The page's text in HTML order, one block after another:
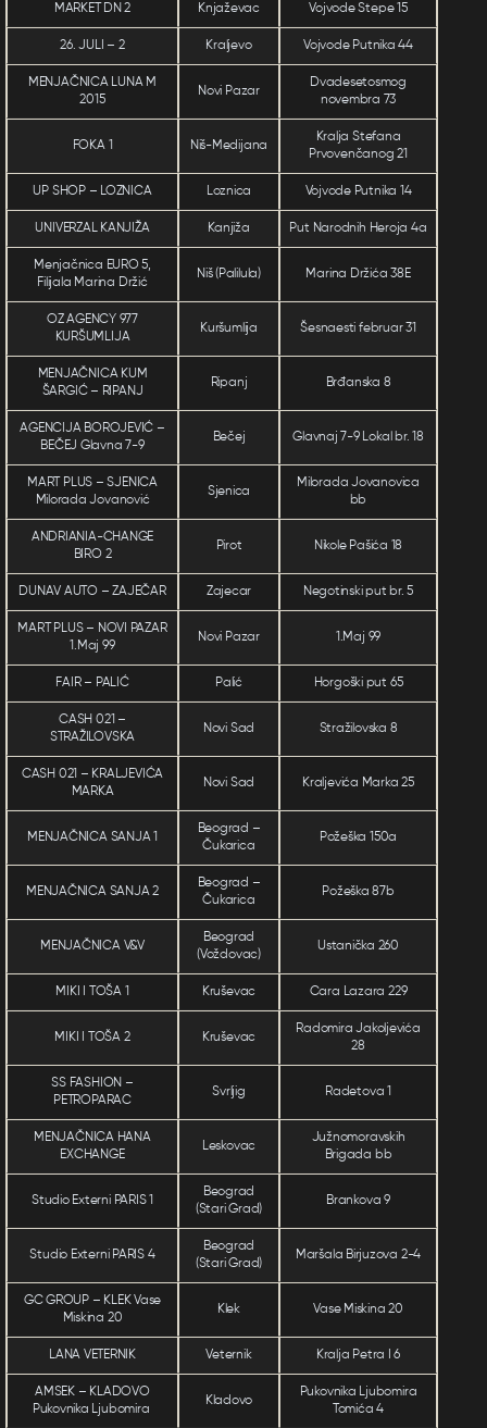
MARKET DN 2 Knjaževac Vojvode Stepe 15
26. JULI – 2 Kraljevo Vojvode Putnika 44
MENJAČNICA LUNA M
2015
Novi Pazar
Dvadesetosmog
novembra 73
FOKA 1 Niš-Medijana
Kralja Stefana
Prvovenčanog 21
UP SHOP – LOZNICA Loznica Vojvode Putnika 14
UNIVERZAL KANJIŽA Kanjiža Put Narodnih Heroja 4a
Menjačnica EURO 5,
Filijala Marina Držić
Niš (Palilula) Marina Držića 38E
OZ AGENCY 977
KURŠUMLIJA
Kuršumlija Šesnaesti februar 31
MENJAČNICA KUM
ŠARGIĆ – RIPANJ
Ripanj Brđanska 8
AGENCIJA BOROJEVIĆ –
BEČEJ Glavna 7-9
Bečej Glavnaj 7-9 Lokal br. 18
MART PLUS – SJENICA
Milorada Jovanović
Sjenica
Milorada Jovanovica
bb
ANDRIANIA-CHANGE
BIRO 2
Pirot Nikole Pašića 18
DUNAV AUTO – ZAJEČAR Zajecar Negotinski put br. 5
MART PLUS – NOVI PAZAR
1.Maj 99
Novi Pazar 1.Maj 99
FAIR – PALIĆ Palić Horgoški put 65
CASH 021 –
STRAŽILOVSKA
Novi Sad Stražilovska 8
CASH 021 – KRALJEVIĆA
MARKA
Novi Sad Kraljevića Marka 25
MENJAČNICA SANJA 1
Beograd –
Čukarica
Požeška 150a
MENJAČNICA SANJA 2
Beograd –
Čukarica
Požeška 87b
MENJAČNICA V&V
Beograd
(Voždovac)
Ustanička 260
MIKI I TOŠA 1 Kruševac Cara Lazara 229
MIKI I TOŠA 2 Kruševac
Radomira Jakoljevića
28
SS FASHION –
PETROPARAC
Svrljig Radetova 1
MENJAČNICA HANA
EXCHANGE
Leskovac
Južnomoravskih
Brigada bb
Studio Externi PARIS 1
Beograd
(Stari Grad)
Brankova 9
Studio Externi PARIS 4
Beograd
(Stari Grad)
Maršala Birjuzova 2-4
GC GROUP – KLEK Vase
Miskina 20
Klek Vase Miskina 20
LANA VETERNIK Veternik Kralja Petra I 6
AMSEK – KLADOVO
Pukovnika Ljubomira
Kladovo
Pukovnika Ljubomira
Tomića 4